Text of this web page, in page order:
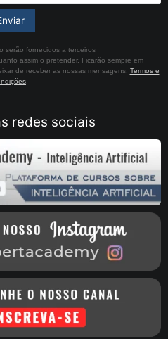
serão fornecidos a terceiros
assim o pretender. Ficarão sempre em
de receber as nossas mensagens. Termos e
.
redes sociais